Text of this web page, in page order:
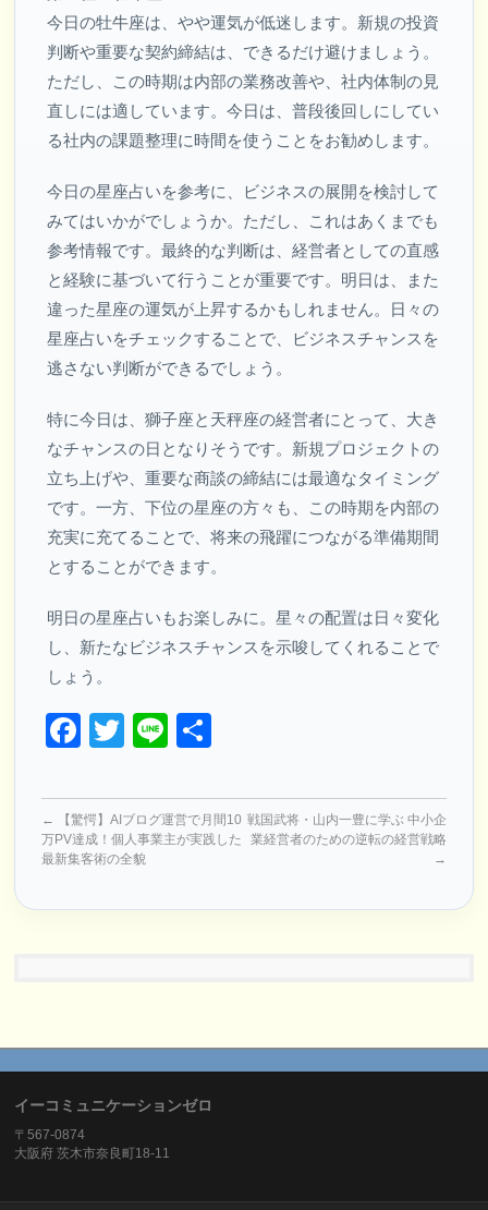
今日の牡牛座は、やや運気が低迷します。新規の投資
判断や重要な契約締結は、できるだけ避けましょう。
ただし、この時期は内部の業務改善や、社内体制の見
直しには適しています。今日は、普段後回しにしてい
る社内の課題整理に時間を使うことをお勧めします。
今日の星座占いを参考に、ビジネスの展開を検討して
みてはいかがでしょうか。ただし、これはあくまでも
参考情報です。最終的な判断は、経営者としての直感
と経験に基づいて行うことが重要です。明日は、また
違った星座の運気が上昇するかもしれません。日々の
星座占いをチェックすることで、ビジネスチャンスを
逃さない判断ができるでしょう。
特に今日は、獅子座と天秤座の経営者にとって、大き
なチャンスの日となりそうです。新規プロジェクトの
立ち上げや、重要な商談の締結には最適なタイミング
です。一方、下位の星座の方々も、この時期を内部の
充実に充てることで、将来の飛躍につながる準備期間
とすることができます。
明日の星座占いもお楽しみに。星々の配置は日々変化
し、新たなビジネスチャンスを示唆してくれることで
しょう。
Facebook
Twitter
Line
←
【驚愕】AIブログ運営で月間10
万PV達成！個人事業主が実践した
最新集客術の全貌
戦国武将・山内一豊に学ぶ 中小企
業経営者のための逆転の経営戦略
→
イーコミュニケーションゼロ
〒567-0874
大阪府 茨木市奈良町18-11